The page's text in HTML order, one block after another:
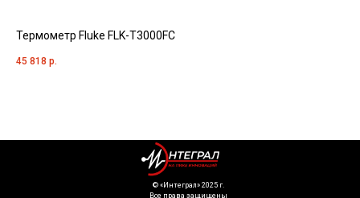
Термометр Fluke FLK-T3000FC
45 818 р.
©️ «Интеграл» 2025 г.
Все права защищены